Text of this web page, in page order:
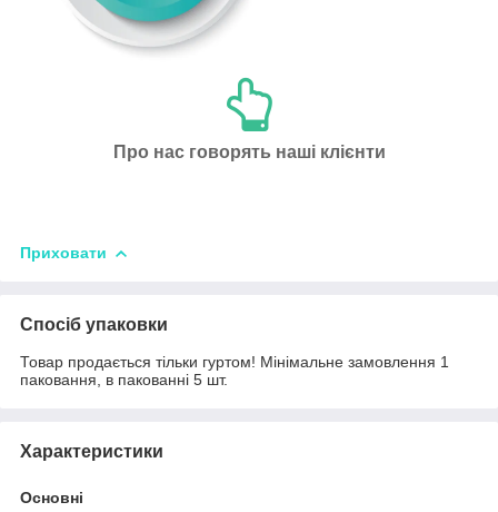
Про нас говорять наші клієнти
Приховати
Спосіб упаковки
Товар продається тільки гуртом! Мінімальне замовлення 1
паковання, в пакованні 5 шт.
Характеристики
Основні